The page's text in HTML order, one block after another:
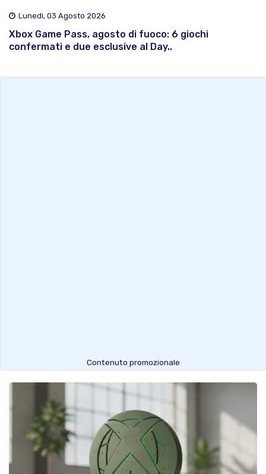
Lunedì, 03 Agosto 2026
Xbox Game Pass, agosto di fuoco: 6 giochi
confermati e due esclusive al Day..
Contenuto promozionale